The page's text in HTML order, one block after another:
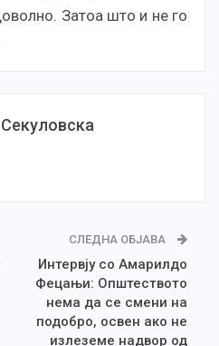
Затоа што и не го
СЛЕДНА ОБЈАВА
Интервју со Амарилдо
Фецањи: Општеството
нема да се смени на
подобро, освен ако не
излеземе надвор од